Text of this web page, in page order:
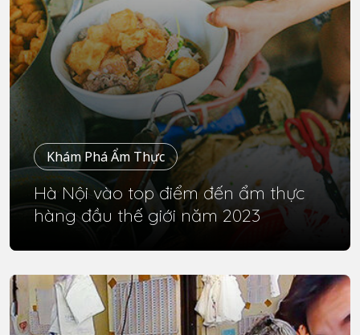
Khám Phá Ẩm Thực
Hà Nội vào top điểm đến ẩm thực
hàng đầu thế giới năm 2023